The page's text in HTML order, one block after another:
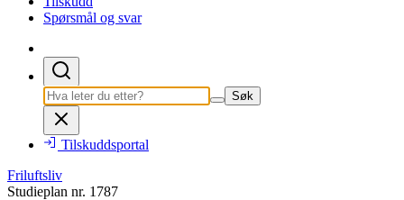
Spørsmål og svar
Søk
Tilskuddsportal
Friluftsliv
Studieplan nr. 1787